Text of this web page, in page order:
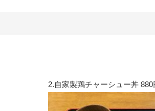
2.自家製鶏チャーシュー丼 880